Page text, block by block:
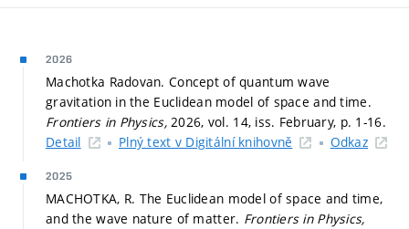
2026
Machotka Radovan. Concept of quantum wave
gravitation in the Euclidean model of space and time.
Frontiers in Physics,2026, vol. 14, iss. February, p. 1-16.
Detail
Plný text v Digitální knihovně Odkaz
2025
MACHOTKA, R. The Euclidean model of space and time,
and the wave nature of matter. Frontiers in Physics,